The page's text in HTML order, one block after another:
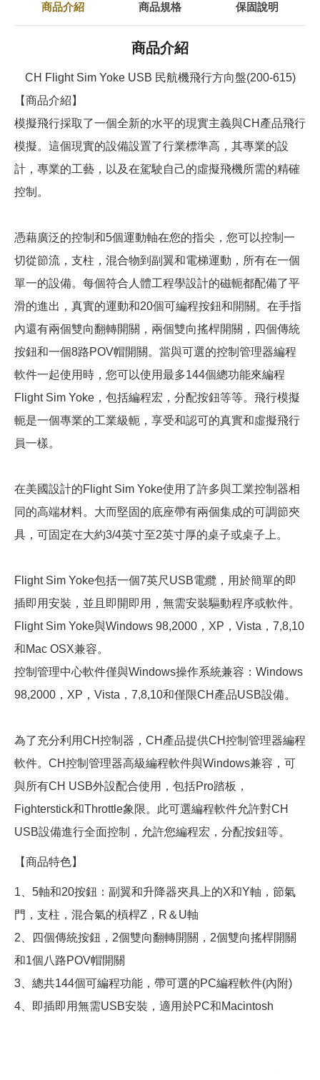
商品介紹 商品規格 保固說明
商品介紹
CH Flight Sim Yoke USB 民航機飛行方向盤(200-615)
【商品介紹】
模擬飛行採取了一個全新的水平的現實主義與CH產品飛行
模擬。這個現實的設備設置了行業標準高，其專業的設
計，專業的工藝，以及在駕駛自己的虛擬飛機所需的精確
控制。
憑藉廣泛的控制和5個運動軸在您的指尖，您可以控制一
切從節流，支柱，混合物到副翼和電梯運動，所有在一個
單一的設備。每個符合人體工程學設計的磁軛都配備了平
滑的進出，真實的運動和20個可編程按鈕和開關。在手指
內還有兩個雙向翻轉開關，兩個雙向搖桿開關，四個傳統
按鈕和一個8路POV帽開關。當與可選的控制管理器編程
軟件一起使用時，您可以使用最多144個總功能來編程
Flight Sim Yoke，包括編程宏，分配按鈕等等。飛行模擬
軛是一個專業的工業級軛，享受和認可的真實和虛擬飛行
員一樣。
在美國設計的Flight Sim Yoke使用了許多與工業控制器相
同的高端材料。大而堅固的底座帶有兩個集成的可調節夾
具，可固定在大約3/4英寸至2英寸厚的桌子或桌子上。
Flight Sim Yoke包括一個7英尺USB電纜，用於簡單的即
插即用安裝，並且即開即用，無需安裝驅動程序或軟件。
Flight Sim Yoke與Windows 98,2000，XP，Vista，7,8,10
和Mac OSX兼容。
控制管理中心軟件僅與Windows操作系統兼容：Windows
98,2000，XP，Vista，7,8,10和僅限CH產品USB設備。
為了充分利用CH控制器，CH產品提供CH控制管理器編程
軟件。CH控制管理器高級編程軟件與Windows兼容，可
與所有CH USB外設配合使用，包括Pro踏板，
Fighterstick和Throttle象限。此可選編程軟件允許對CH
USB設備進行全面控制，允許您編程宏，分配按鈕等。
【商品特色】
1、5軸和20按鈕：副翼和升降器夾具上的X和Y軸，節氣
門，支柱，混合氣的槓桿Z，R＆U軸
2、四個傳統按鈕，2個雙向翻轉開關，2個雙向搖桿開關
和1個八路POV帽開關
3、總共144個可編程功能，帶可選的PC編程軟件(內附)
4、即插即用無需USB安裝，適用於PC和Macintosh